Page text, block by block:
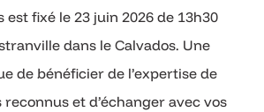
est fixé le 23 juin 2026 de 13h30
dans le Calvados. Une
de bénéficier de l’expertise de
et d’échanger avec vos